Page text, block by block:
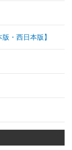
・西日本版】